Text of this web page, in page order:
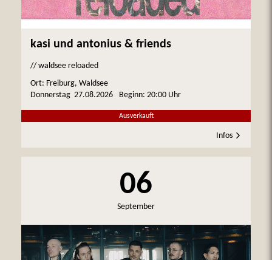
kasi und antonius & friends
// waldsee reloaded
Ort: Freiburg, Waldsee
Donnerstag 27.08.2026 Beginn: 20:00 Uhr
Ausverkauft
Infos
06
September